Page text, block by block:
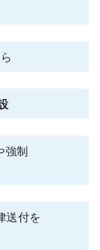
強制
送付を